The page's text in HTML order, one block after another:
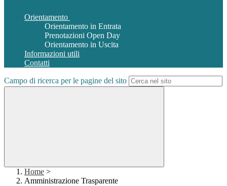
Orientamento
Orientamento in Entrata
Prenotazioni Open Day
Orientamento in Uscita
Informazioni utili
Contatti
Campo di ricerca per le pagine del sito
Home >
Amministrazione Trasparente